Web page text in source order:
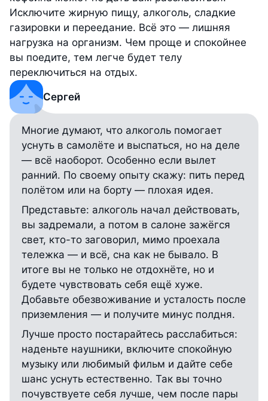
Исключите жирную пищу, алкоголь, сладкие
газировки и переедание. Всё это — лишняя
нагрузка на организм. Чем проще и спокойнее
вы поедите, тем легче будет телу
переключиться на отдых.
Сергей
Многие думают, что алкоголь помогает
уснуть в самолёте и выспаться, но на деле
— всё наоборот. Особенно если вылет
ранний. По своему опыту скажу: пить перед
полётом или на борту — плохая идея.
Представьте: алкоголь начал действовать,
вы задремали, а потом в салоне зажёгся
свет, кто-то заговорил, мимо проехала
тележка — и всё, сна как не бывало. В
итоге вы не только не отдохнёте, но и
будете чувствовать себя ещё хуже.
Добавьте обезвоживание и усталость после
приземления — и получите минус полдня.
Лучше просто постарайтесь расслабиться:
наденьте наушники, включите спокойную
музыку или любимый фильм и дайте себе
шанс уснуть естественно. Так вы точно
почувствуете себя лучше, чем после пары